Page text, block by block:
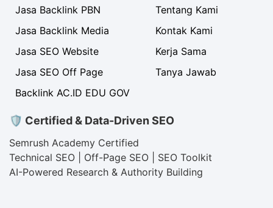
Jasa Backlink PBN
Jasa Backlink Media
Jasa SEO Website
Jasa SEO Off Page
Backlink AC.ID EDU GOV
Tentang Kami
Kontak Kami
Kerja Sama
Tanya Jawab
🛡 Certified & Data-Driven SEO
Semrush Academy Certified
Technical SEO | Off-Page SEO | SEO Toolkit
AI-Powered Research & Authority Building